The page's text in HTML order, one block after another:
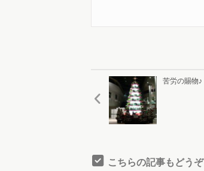
苦労の賜物♪
こちらの記事もどうぞ